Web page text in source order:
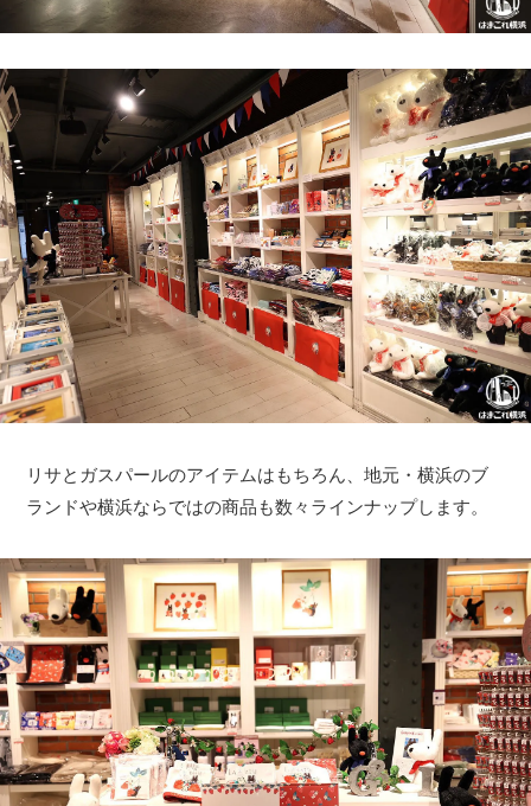
リサとガスパールのアイテムはもちろん、地元・横浜のブ
ランドや横浜ならではの商品も数々ラインナップします。